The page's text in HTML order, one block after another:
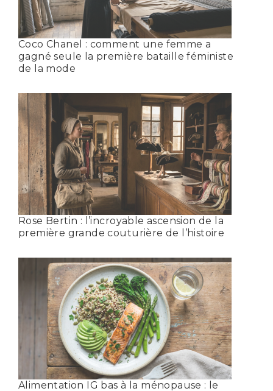
Coco Chanel : comment une femme a
gagné seule la première bataille féministe
de la mode
Rose Bertin : l’incroyable ascension de la
première grande couturière de l’histoire
Alimentation IG bas à la ménopause : le